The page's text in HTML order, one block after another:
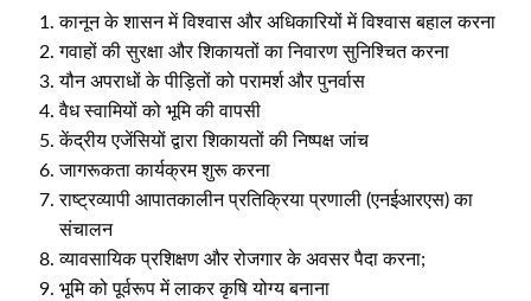
कानून के शासन में विश्वास और अधिकारियों में विश्वास बहाल करना
गवाहों की सुरक्षा और शिकायतों का निवारण सुनिश्चित करना
यौन अपराधों के पीड़ितों को परामर्श और पुनर्वास
वैध स्वामियों को भूमि की वापसी
केंद्रीय एजेंसियों द्वारा शिकायतों की निष्पक्ष जांच
जागरूकता कार्यक्रम शुरू करना
राष्ट्रव्यापी आपातकालीन प्रतिक्रिया प्रणाली (एनईआरएस) का
संचालन
व्यावसायिक प्रशिक्षण और रोजगार के अवसर पैदा करना;
भूमि को पूर्वरूप में लाकर कृषि योग्य बनाना